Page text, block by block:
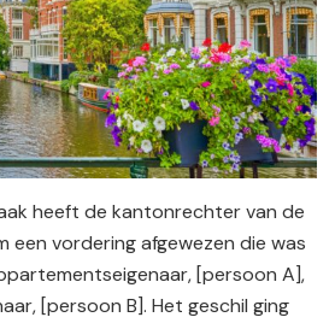
heeft de kantonrechter van de
een vordering afgewezen die was
[persoon A],
[persoon B]. Het geschil ging